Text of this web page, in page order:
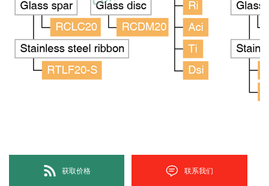
获取价格 联系我们